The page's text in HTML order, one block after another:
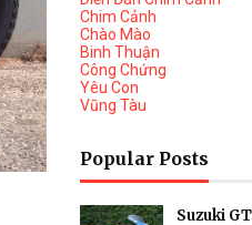
Chim Cảnh
Chào Mào
Binh Thuận
Công Chứng
Yêu Con
Vũng Tàu
Popular Posts
Suzuki